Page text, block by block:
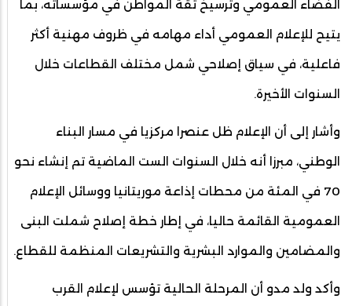
الفضاء العمومي وترسيخ ثقة المواطن في مؤسساته، بما
يتيح للإعلام العمومي أداء مهامه في ظروف مهنية أكثر
فاعلية، في سياق إصلاحي شمل مختلف القطاعات خلال
السنوات الأخيرة.
وأشار إلى أن الإعلام ظل عنصرا مركزيا في مسار البناء
الوطني، مبرزا أنه خلال السنوات الست الماضية تم إنشاء نحو
70 في المئة من محطات إذاعة موريتانيا ووسائل الإعلام
العمومية القائمة حاليا، في إطار خطة إصلاح شملت البنى
والمضامين والموارد البشرية والتشريعات المنظمة للقطاع.
وأكد ولد مدو أن المرحلة الحالية تؤسس لإعلام القرب